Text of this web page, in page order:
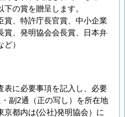
の賞を贈呈します。
賞、特許庁長官賞、中小企業
賞、発明協会会長賞、日本弁
）
表に必要事項を記入し、必要
副2通（正の写し）を所在地
京都内は(公社)発明協会）に